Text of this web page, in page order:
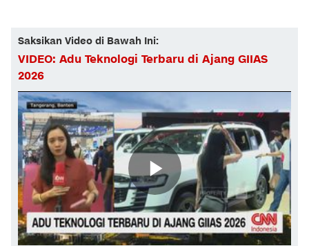
Saksikan Video di Bawah Ini:
VIDEO: Adu Teknologi Terbaru di Ajang GIIAS
2026